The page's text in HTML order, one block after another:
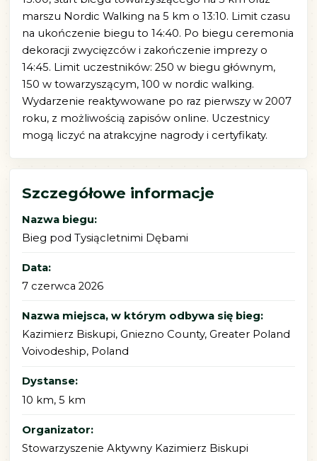
marszu Nordic Walking na 5 km o 13:10. Limit czasu
na ukończenie biegu to 14:40. Po biegu ceremonia
dekoracji zwycięzców i zakończenie imprezy o
14:45. Limit uczestników: 250 w biegu głównym,
150 w towarzyszącym, 100 w nordic walking.
Wydarzenie reaktywowane po raz pierwszy w 2007
roku, z możliwością zapisów online. Uczestnicy
mogą liczyć na atrakcyjne nagrody i certyfikaty.
Szczegółowe informacje
Nazwa biegu:
Bieg pod Tysiącletnimi Dębami
Data:
7 czerwca 2026
Nazwa miejsca, w którym odbywa się bieg:
Kazimierz Biskupi, Gniezno County, Greater Poland
Voivodeship, Poland
Dystanse:
10 km, 5 km
Organizator:
Stowarzyszenie Aktywny Kazimierz Biskupi